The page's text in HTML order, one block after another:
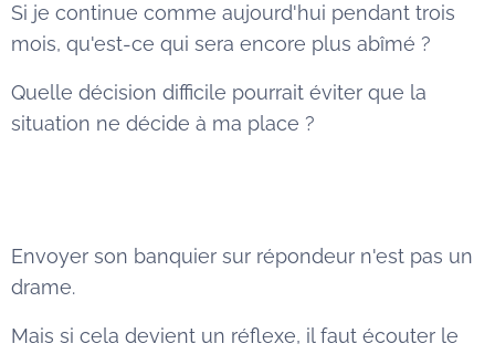
Si je continue comme aujourd'hui pendant trois
mois, qu'est-ce qui sera encore plus abîmé ?
Quelle décision difficile pourrait éviter que la
situation ne décide à ma place ?
Envoyer son banquier sur répondeur n'est pas un
drame.
Mais si cela devient un réflexe, il faut écouter le